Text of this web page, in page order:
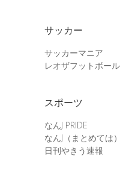
サッカー
サッカーマニア
レオザフットボー
スポーツ
なんJ PRIDE
なんJ（まとめては
日刊やきう速報